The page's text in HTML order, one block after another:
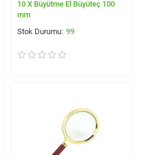
10 X Büyütme El Büyüteç 100
mm
99